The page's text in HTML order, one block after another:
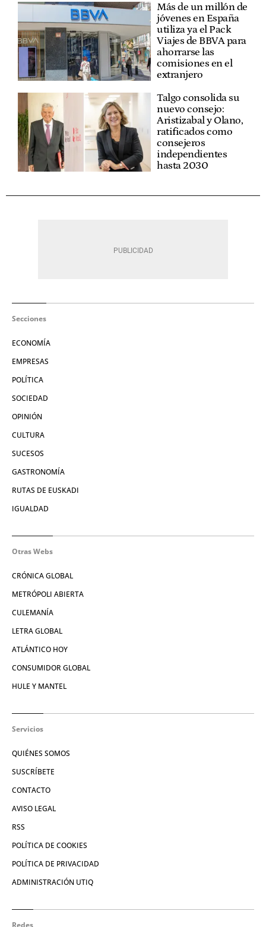
Más de un millón de
jóvenes en España
utiliza ya el Pack
Viajes de BBVA para
ahorrarse las
comisiones en el
extranjero
Talgo consolida su
nuevo consejo:
Aristizabal y Olano,
ratificados como
consejeros
independientes
hasta 2030
Secciones
ECONOMÍA
EMPRESAS
POLÍTICA
SOCIEDAD
OPINIÓN
CULTURA
SUCESOS
GASTRONOMÍA
RUTAS DE EUSKADI
IGUALDAD
Otras Webs
CRÓNICA GLOBAL
METRÓPOLI ABIERTA
CULEMANÍA
LETRA GLOBAL
ATLÁNTICO HOY
CONSUMIDOR GLOBAL
HULE Y MANTEL
Servicios
QUIÉNES SOMOS
SUSCRÍBETE
CONTACTO
AVISO LEGAL
RSS
POLÍTICA DE COOKIES
POLÍTICA DE PRIVACIDAD
ADMINISTRACIÓN UTIQ
Redes